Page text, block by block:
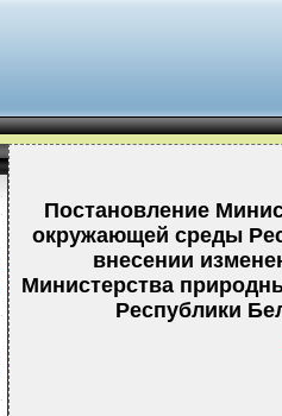
Постановление
окружающей среды
внесении
Министерства
Республики